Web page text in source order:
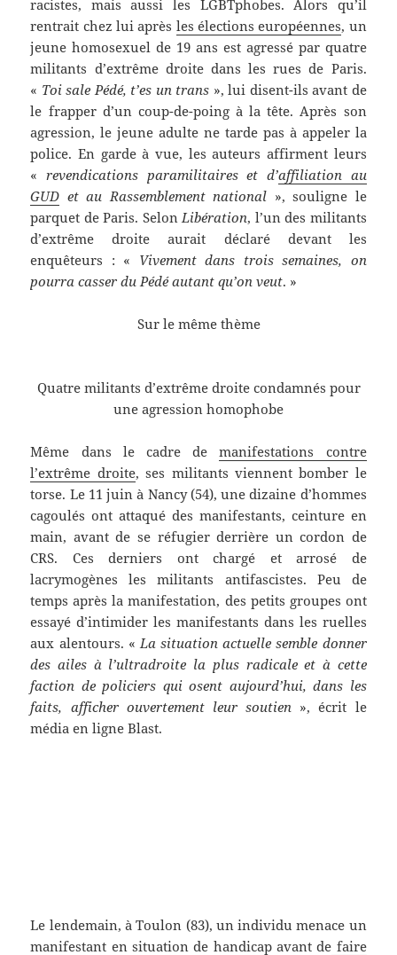
racistes, mais aussi les LGBTphobes. Alors qu’il
rentrait chez lui après les élections européennes, un
jeune homosexuel de 19 ans est agressé par quatre
militants d’extrême droite dans les rues de Paris.
« Toi sale Pédé, t’es un trans », lui disent-ils avant de
le frapper d’un coup-de-poing à la tête. Après son
agression, le jeune adulte ne tarde pas à appeler la
police. En garde à vue, les auteurs affirment leurs
«revendications paramilitaires et d’affiliation au
GUD et au Rassemblement national », souligne le
parquet de Paris. SelonLibération, l’un des militants
d’extrême droite aurait déclaré devant les
enquêteurs : « Vivement dans trois semaines, on
pourra casser du Pédé autant qu’on veut. »
Sur le même thème
Quatre militants d’extrême droite condamnés pour
une agression homophobe
Même dans le cadre demanifestations contre
l’extrême droite, ses militants viennent bomber le
torse. Le 11 juin à Nancy (54), une dizaine d’hommes
cagoulés ont attaqué des manifestants, ceinture en
main, avant de se réfugier derrière un cordon de
CRS. Ces derniers ont chargé et arrosé de
lacrymogènes les militants antifascistes. Peu de
temps après la manifestation, des petits groupes ont
essayé d’intimider les manifestants dans les ruelles
aux alentours. «La situation actuelle semble donner
des ailes à l’ultradroite la plus radicale et à cette
faction de policiers qui osent aujourd’hui, dans les
faits, afficher ouvertement leur soutien », écrit le
média en ligne Blast.
Le lendemain, à Toulon (83), un individu menace un
manifestant en situation de handicap avant de faire